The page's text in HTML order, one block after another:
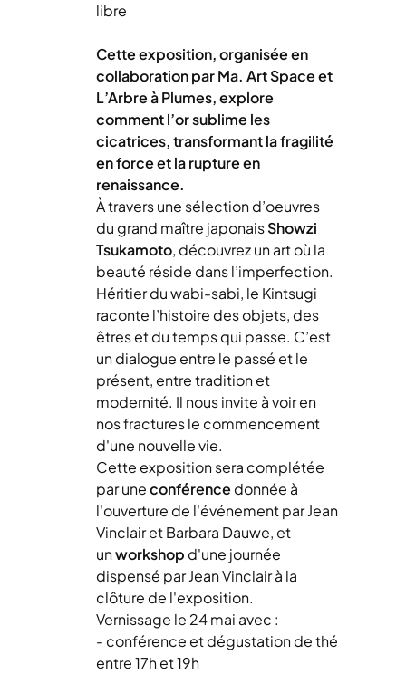
libre
Cette exposition, organisée en
collaboration par Ma. Art Space et
L’Arbre à Plumes, explore
comment l’or sublime les
cicatrices, transformant la fragilité
en force et la rupture en
renaissance.
À travers une sélection d’oeuvres
du grand maître japonaisShowzi
Tsukamoto, découvrez un art où la
beauté réside dans l’imperfection.
Héritier du wabi-sabi, le Kintsugi
raconte l’histoire des objets, des
êtres et du temps qui passe. C’est
un dialogue entre le passé et le
présent, entre tradition et
modernité. Il nous invite à voir en
nos fractures le commencement
d'une nouvelle vie.
Cette exposition sera complétée
par uneconférence donnée à
l'ouverture de l'événement par Jean
Vinclair et Barbara Dauwe, et
unworkshop d'une journée
dispensé par Jean Vinclair à la
clôture de l'exposition.
Vernissage le 24 mai avec :
- conférence et dégustation de thé
entre 17h et 19h